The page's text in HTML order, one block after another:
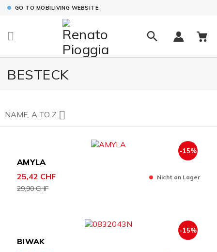
GO TO MOBILIVING WEBSITE

BESTECK
In stock 11
NAME, A TO Z 
AMYLA
25,42 CHF
-15%
29,90 CHF
Nicht an Lager
BIWAK
-15%